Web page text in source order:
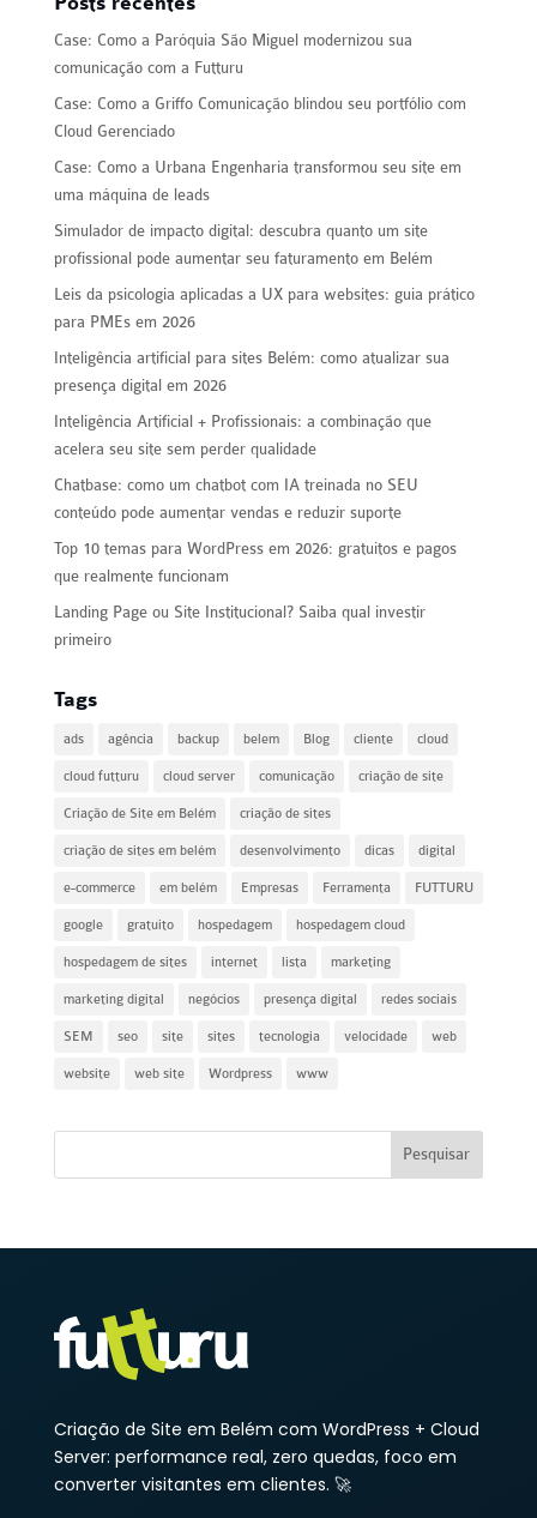
Case: Como a Paróquia São Miguel modernizou sua
comunicação com a Futturu
Case: Como a Griffo Comunicação blindou seu portfólio com
Cloud Gerenciado
Case: Como a Urbana Engenharia transformou seu site em
uma máquina de leads
Simulador de impacto digital: descubra quanto um site
profissional pode aumentar seu faturamento em Belém
Leis da psicologia aplicadas a UX para websites: guia prático
para PMEs em 2026
Inteligência artificial para sites Belém: como atualizar sua
presença digital em 2026
Inteligência Artificial + Profissionais: a combinação que
acelera seu site sem perder qualidade
Chatbase: como um chatbot com IA treinada no SEU
conteúdo pode aumentar vendas e reduzir suporte
Top 10 temas para WordPress em 2026: gratuitos e pagos
que realmente funcionam
Landing Page ou Site Institucional? Saiba qual investir
primeiro
Tags
ads agência backup belem Blog cliente cloud
cloud futturu cloud server comunicação criação de site
Criação de Site em Belém criação de sites
criação de sites em belém desenvolvimento dicas digital
e-commerce em belém Empresas Ferramenta FUTTURU
google gratuito hospedagem hospedagem cloud
hospedagem de sites internet lista marketing
marketing digital negócios presença digital redes sociais
SEM seo site sites tecnologia velocidade web
website web site Wordpress www
Criação de Site em Belém com WordPress + Cloud
Server: performance real, zero quedas, foco em
converter visitantes em clientes. 🚀